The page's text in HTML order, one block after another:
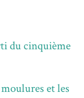
du cinquième
et les